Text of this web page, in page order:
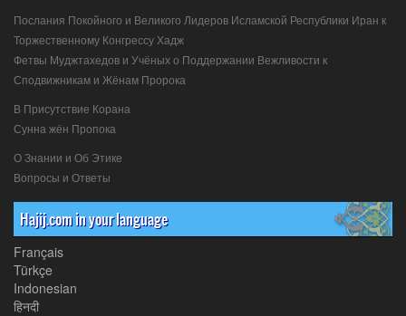
Послания Покойного и Великого Лидеров Исламской Республики Иран к
Торжественному Конгрессу Хадж
Фетвы Муджтахедов и Учёных о Поддержании Вежливости к
Сподвижникам и Жёнам Пророка
В Присутствие Корана
Сунна жён Пропока
О Знании и Об Этике
Вопросы и Ответы
Hajij.com in your language
Français
Türkçe
Indonesian
हिनदी